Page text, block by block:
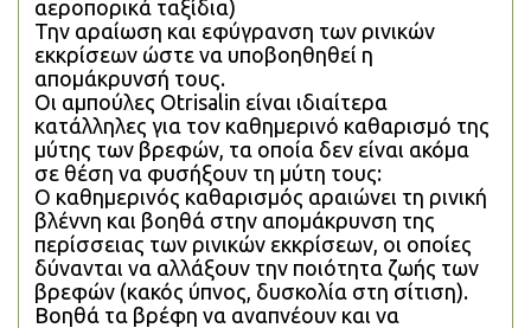
αεροπορικά ταξίδια)
Την αραίωση και εφύγρανση των ρινικών
εκκρίσεων ώστε να υποβοηθηθεί η
απομάκρυνσή τους.
Οι αμπούλες Otrisalin είναι ιδιαίτερα
κατάλληλες για τον καθημερινό καθαρισμό της
μύτης των βρεφών, τα οποία δεν είναι ακόμα
σε θέση να φυσήξουν τη μύτη τους:
Ο καθημερινός καθαρισμός αραιώνει τη ρινική
βλέννη και βοηθά στην απομάκρυνση της
περίσσειας των ρινικών εκκρίσεων, οι οποίες
δύνανται να αλλάξουν την ποιότητα ζωής των
βρεφών (κακός ύπνος, δυσκολία στη σίτιση).
Βοηθά τα βρέφη να αναπνέουν και να